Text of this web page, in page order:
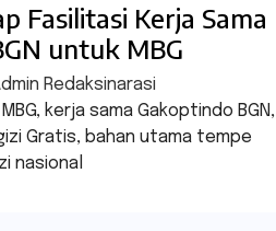
Fasilitasi Kerja Sama
untuk MBG
Redaksinarasi
kerja sama Gakoptindo BGN,
Gratis, bahan utama tempe
nasional